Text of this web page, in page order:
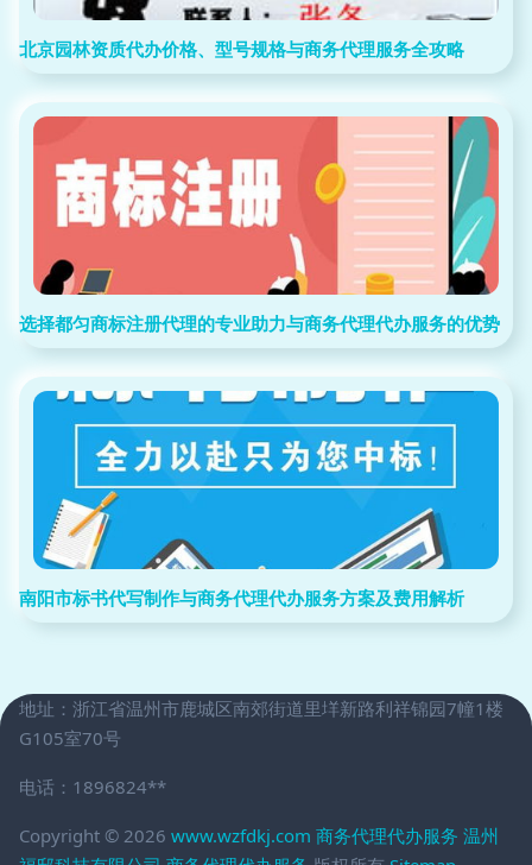
北京园林资质代办价格、型号规格与商务代理服务全攻略
选择都匀商标注册代理的专业助力与商务代理代办服务的优势
南阳市标书代写制作与商务代理代办服务方案及费用解析
地址：浙江省温州市鹿城区南郊街道里垟新路利祥锦园7幢1楼
G105室70号
电话：1896824**
Copyright © 2026 www.wzfdkj.com 商务代理代办服务 温州